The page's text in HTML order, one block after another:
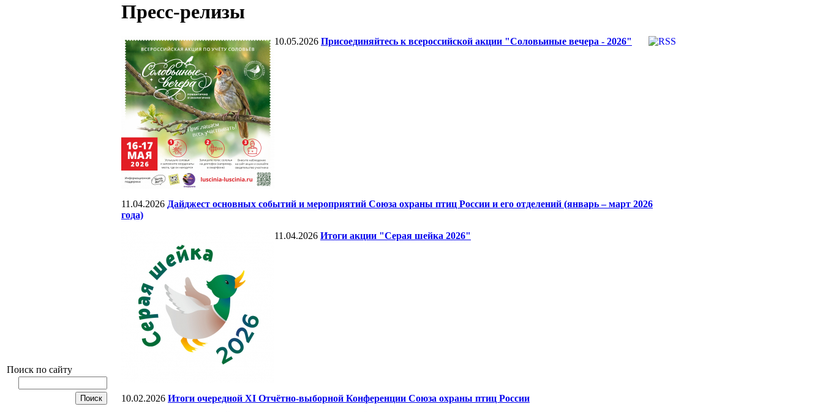
Поиск по сайту
Пресс-релизы
10.05.2026 Присоединяйтесь к всероссийской акции "Соловьиные вечера - 2026"
11.04.2026 Дайджест основных событий и мероприятий Союза охраны птиц России и его отделений (январь – март 2026
года)
11.04.2026 Итоги акции "Серая шейка 2026"
10.02.2026 Итоги очередной XI Отчётно-выборной Конференции Союза охраны птиц России